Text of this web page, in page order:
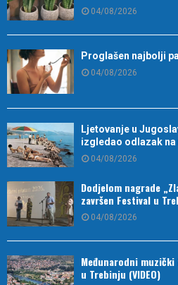
04/08/2026
Proglašen najbolji
04/08/2026
Ljetovanje u
izgledao odlazak na
04/08/2026
Dodjelom nagrade
završen Festival u
04/08/2026
Međunarodni
u Trebinju (VIDEO)